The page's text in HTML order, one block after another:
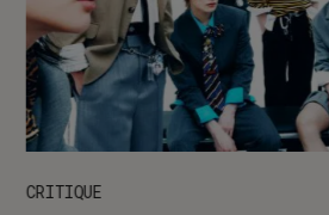
CRITIQUE